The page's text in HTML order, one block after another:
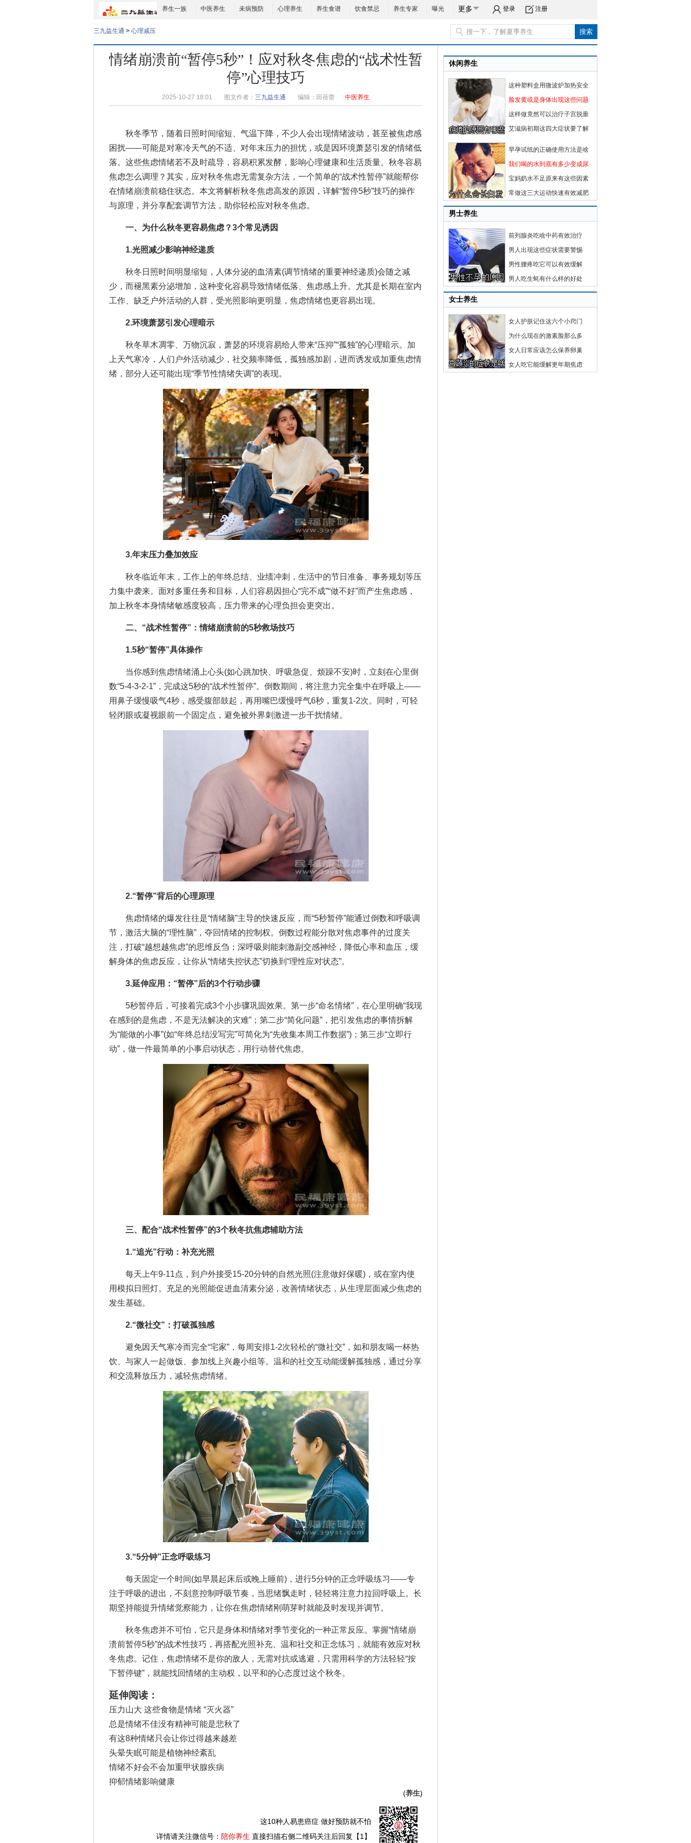
养生一族 中医养生 未病预防 心理养生 养生食谱 饮食禁忌 养生专家 曝光 更多 登录 注册
三九益生通 > 心理减压
情绪崩溃前“暂停5秒”！应对秋冬焦虑的“战术性暂
停”心理技巧
2025-10-27 18:01 图文作者： 三九益生通 编辑： 田蓓蕾 中医养生
秋冬季节，随着日照时间缩短、气温下降，不少人会出现情绪波动，甚至被焦虑感
困扰——可能是对寒冷天气的不适、对年末压力的担忧，或是因环境萧瑟引发的情绪低
落。这些焦虑情绪若不及时疏导，容易积累发酵，影响心理健康和生活质量。 秋冬容易
焦虑怎么调理 ？其实，应对秋冬焦虑无需复杂方法，一个简单的“战术性暂停”就能帮你
在情绪崩溃前稳住状态。本文将解析秋冬焦虑高发的原因，详解“暂停5秒”技巧的操作
与原理，并分享配套调节方法，助你轻松应对秋冬焦虑。
一、为什么秋冬更容易焦虑？3个常见诱因
1.光照减少影响神经递质
秋冬日照时间明显缩短，人体分泌的血清素(调节情绪的重要神经递质)会随之减
少，而褪黑素分泌增加，这种变化容易导致情绪低落、焦虑感上升。尤其是长期在室内
工作、缺乏户外活动的人群，受光照影响更明显，焦虑情绪也更容易出现。
2.环境萧瑟引发心理暗示
秋冬草木凋零、万物沉寂，萧瑟的环境容易给人带来“压抑”“孤独”的心理暗示。加
上天气寒冷，人们户外活动减少，社交频率降低，孤独感加剧，进而诱发或加重焦虑情
绪，部分人还可能出现“季节性情绪失调”的表现。
3.年末压力叠加效应
秋冬临近年末，工作上的年终总结、业绩冲刺，生活中的节日准备、事务规划等压
力集中袭来。面对多重任务和目标，人们容易因担心“完不成”“做不好”而产生焦虑感，
加上秋冬本身情绪敏感度较高，压力带来的心理负担会更突出。
二、“战术性暂停”：情绪崩溃前的5秒救场技巧
1.5秒“暂停”具体操作
当你感到焦虑情绪涌上心头(如心跳加快、呼吸急促、烦躁不安)时，立刻在心里倒
数“5-4-3-2-1”，完成这5秒的“战术性暂停”。倒数期间，将注意力完全集中在呼吸上——
用鼻子缓慢吸气4秒，感受腹部鼓起，再用嘴巴缓慢呼气6秒，重复1-2次。同时，可轻
轻闭眼或凝视眼前一个固定点，避免被外界刺激进一步干扰情绪。
2.“暂停”背后的心理原理
焦虑情绪的爆发往往是“情绪脑”主导的快速反应，而“5秒暂停”能通过倒数和呼吸调
节，激活大脑的“理性脑”，夺回情绪的控制权。倒数过程能分散对焦虑事件的过度关
注，打破“越想越焦虑”的思维反刍；深呼吸则能刺激副交感神经，降低心率和血压，缓
解身体的焦虑反应，让你从“情绪失控状态”切换到“理性应对状态”。
3.延伸应用：“暂停”后的3个行动步骤
5秒暂停后，可接着完成3个小步骤巩固效果。第一步“命名情绪”，在心里明确“我现
在感到的是焦虑，不是无法解决的灾难”；第二步“简化问题”，把引发焦虑的事情拆解
为“能做的小事”(如“年终总结没写完”可简化为“先收集本周工作数据”)；第三步“立即行
动”，做一件最简单的小事启动状态，用行动替代焦虑。
三、配合“战术性暂停”的3个秋冬抗焦虑辅助方法
1.“追光”行动：补充光照
每天上午9-11点，到户外接受15-20分钟的自然光照(注意做好保暖)，或在室内使
用模拟日照灯。充足的光照能促进血清素分泌，改善情绪状态，从生理层面减少焦虑的
发生基础。
2.“微社交”：打破孤独感
避免因天气寒冷而完全“宅家”，每周安排1-2次轻松的“微社交”，如和朋友喝一杯热
饮、与家人一起做饭、参加线上兴趣小组等。温和的社交互动能缓解孤独感，通过分享
和交流释放压力，减轻焦虑情绪。
3.“5分钟”正念呼吸练习
每天固定一个时间(如早晨起床后或晚上睡前)，进行5分钟的正念呼吸练习——专
注于呼吸的进出，不刻意控制呼吸节奏，当思绪飘走时，轻轻将注意力拉回呼吸上。长
期坚持能提升情绪觉察能力，让你在焦虑情绪刚萌芽时就能及时发现并调节。
秋冬焦虑并不可怕，它只是身体和情绪对季节变化的一种正常反应。掌握“情绪崩
溃前暂停5秒”的战术性技巧，再搭配光照补充、温和社交和正念练习，就能有效应对秋
冬焦虑。记住，焦虑情绪不是你的敌人，无需对抗或逃避，只需用科学的方法轻轻“按
下暂停键”，就能找回情绪的主动权，以平和的心态度过这个秋冬。
延伸阅读：
压力山大 这些食物是情绪 “灭火器”
总是情绪不佳没有精神可能是悲秋了
有这8种情绪只会让你过得越来越差
头晕失眠可能是植物神经紊乱
情绪不好会不会加重甲状腺疾病
抑郁情绪影响健康
(养生)
这10种人易患癌症 做好预防就不怕
详情请关注微信号： 陪你养生 直接扫描右侧二维码关注后回复【1】
休闲养生
这种塑料盒用微波炉加热安全
脸发黄或是身体出现这些问题
这样做竟然可以治疗子宫脱垂
艾滋病初期这四大症状要了解
早孕试纸的正确使用方法是啥
我们喝的水到底有多少变成尿
宝妈奶水不足原来有这些因素
常做这三大运动快速有效减肥
男士养生
前列腺炎吃啥中药有效治疗
男人出现这些症状需要警惕
男性腰疼吃它可以有效缓解
男人吃生蚝有什么样的好处
女士养生
女人护肤记住这六个小窍门
为什么现在的激素脸那么多
女人日常应该怎么保养卵巢
女人吃它能缓解更年期焦虑